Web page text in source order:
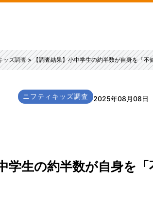
ッズ調査 【調査結果】小中学生の約半数が自身を「
ニフティキッズ調査 2025年08月08日
学生の約半数が自身を